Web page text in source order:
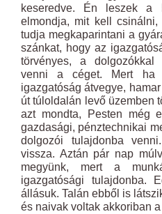
keseredve. Én leszek a
elmondja, mit kell
tudja megkaparintani a
szánkat, hogy az
törvényes, a
venni a céget. Mert ha
igazgatóság átvegye,
út túloldalán levő üzemben
azt mondta, Pesten még
gazdasági, pénztechnikai
dolgozói tulajdonba
vissza. Aztán pár nap
megyünk, mert a
igazgatósági tulajdonba.
állásuk. Talán ebből is
és naivak voltak akkoriban a